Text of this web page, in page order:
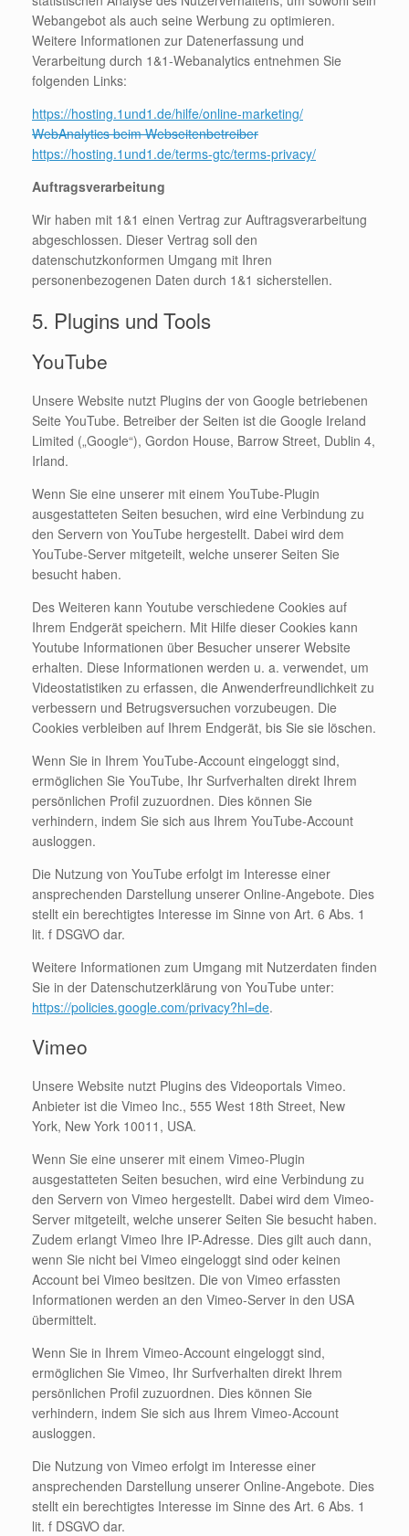
Webangebot als auch seine Werbung zu optimieren.
Weitere Informationen zur Datenerfassung und
Verarbeitung durch 1&1-Webanalytics entnehmen Sie
folgenden Links:
https://hosting.1und1.de/hilfe/online-marketing/
WebAnalytics beim Webseitenbetreiber
https://hosting.1und1.de/terms-gtc/terms-privacy/
Auftragsverarbeitung
Wir haben mit 1&1 einen Vertrag zur Auftragsverarbeitung
abgeschlossen. Dieser Vertrag soll den
datenschutzkonformen Umgang mit Ihren
personenbezogenen Daten durch 1&1 sicherstellen.
5. Plugins und Tools
YouTube
Unsere Website nutzt Plugins der von Google betriebenen
Seite YouTube. Betreiber der Seiten ist die Google Ireland
Limited („Google“), Gordon House, Barrow Street, Dublin 4,
Irland.
Wenn Sie eine unserer mit einem YouTube-Plugin
ausgestatteten Seiten besuchen, wird eine Verbindung zu
den Servern von YouTube hergestellt. Dabei wird dem
YouTube-Server mitgeteilt, welche unserer Seiten Sie
besucht haben.
Des Weiteren kann Youtube verschiedene Cookies auf
Ihrem Endgerät speichern. Mit Hilfe dieser Cookies kann
Youtube Informationen über Besucher unserer Website
erhalten. Diese Informationen werden u. a. verwendet, um
Videostatistiken zu erfassen, die Anwenderfreundlichkeit zu
verbessern und Betrugsversuchen vorzubeugen. Die
Cookies verbleiben auf Ihrem Endgerät, bis Sie sie löschen.
Wenn Sie in Ihrem YouTube-Account eingeloggt sind,
ermöglichen Sie YouTube, Ihr Surfverhalten direkt Ihrem
persönlichen Profil zuzuordnen. Dies können Sie
verhindern, indem Sie sich aus Ihrem YouTube-Account
ausloggen.
Die Nutzung von YouTube erfolgt im Interesse einer
ansprechenden Darstellung unserer Online-Angebote. Dies
stellt ein berechtigtes Interesse im Sinne von Art. 6 Abs. 1
lit. f DSGVO dar.
Weitere Informationen zum Umgang mit Nutzerdaten finden
Sie in der Datenschutzerklärung von YouTube unter:
https://policies.google.com/privacy?hl=de.
Vimeo
Unsere Website nutzt Plugins des Videoportals Vimeo.
Anbieter ist die Vimeo Inc., 555 West 18th Street, New
York, New York 10011, USA.
Wenn Sie eine unserer mit einem Vimeo-Plugin
ausgestatteten Seiten besuchen, wird eine Verbindung zu
den Servern von Vimeo hergestellt. Dabei wird dem Vimeo-
Server mitgeteilt, welche unserer Seiten Sie besucht haben.
Zudem erlangt Vimeo Ihre IP-Adresse. Dies gilt auch dann,
wenn Sie nicht bei Vimeo eingeloggt sind oder keinen
Account bei Vimeo besitzen. Die von Vimeo erfassten
Informationen werden an den Vimeo-Server in den USA
übermittelt.
Wenn Sie in Ihrem Vimeo-Account eingeloggt sind,
ermöglichen Sie Vimeo, Ihr Surfverhalten direkt Ihrem
persönlichen Profil zuzuordnen. Dies können Sie
verhindern, indem Sie sich aus Ihrem Vimeo-Account
ausloggen.
Die Nutzung von Vimeo erfolgt im Interesse einer
ansprechenden Darstellung unserer Online-Angebote. Dies
stellt ein berechtigtes Interesse im Sinne des Art. 6 Abs. 1
lit. f DSGVO dar.